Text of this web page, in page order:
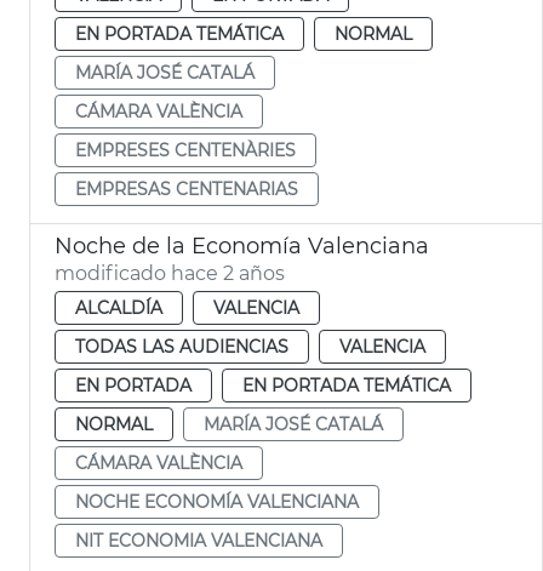
EN PORTADA TEMÁTICA
NORMAL
MARÍA JOSÉ CATALÁ
CÁMARA VALÈNCIA
EMPRESES CENTENÀRIES
EMPRESAS CENTENARIAS
Noche de la Economía Valenciana
modificado hace 2 años
ALCALDÍA
VALENCIA
TODAS LAS AUDIENCIAS
VALENCIA
EN PORTADA
EN PORTADA TEMÁTICA
NORMAL
MARÍA JOSÉ CATALÁ
CÁMARA VALÈNCIA
NOCHE ECONOMÍA VALENCIANA
NIT ECONOMIA VALENCIANA